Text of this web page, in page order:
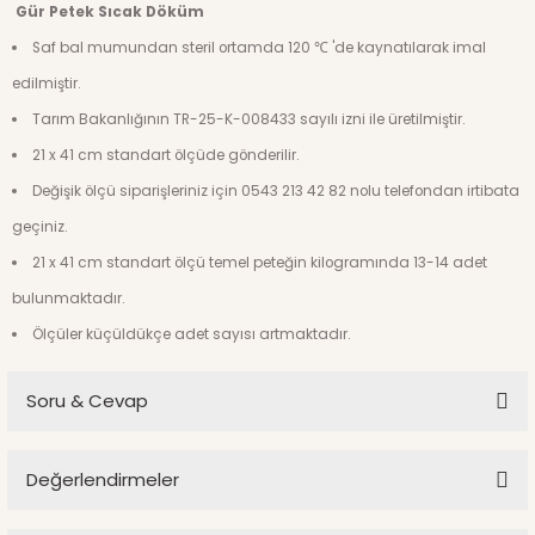
Gür Petek Sıcak Döküm
Saf bal mumundan steril ortamda 120 ℃ 'de kaynatılarak imal
edilmiştir.
Tarım Bakanlığının TR-25-K-008433 sayılı izni ile üretilmiştir.
21 x 41 cm standart ölçüde gönderilir.
Değişik ölçü siparişleriniz için 0543 213 42 82 nolu telefondan irtibata
geçiniz.
21 x 41 cm standart ölçü temel peteğin kilogramında 13-14 adet
bulunmaktadır.
Ölçüler küçüldükçe adet sayısı artmaktadır.
Soru & Cevap
yoksa 1 kg mı
Değerlendirmeler